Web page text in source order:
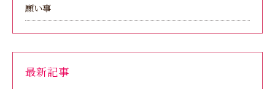
願い事
最新記事